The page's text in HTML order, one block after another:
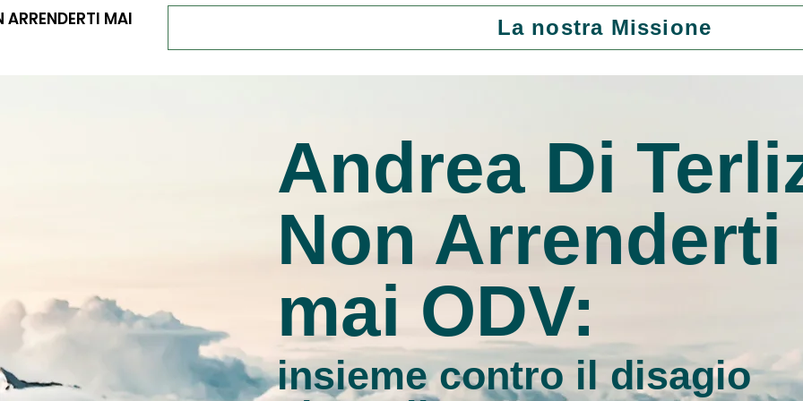
ARRENDERTI MAI La nostra Missione
Andrea Di
Non Arrenderti
mai ODV:
insieme contro il disagio